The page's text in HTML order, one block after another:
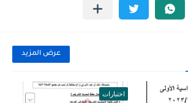
عرض المزيد
اختبارات